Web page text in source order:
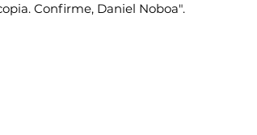
Confirme, Daniel Noboa".